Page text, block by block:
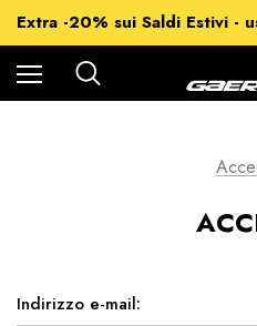
Spedizioni gratuite
-15% su Tutto - usando
Indirizzo e-mail: